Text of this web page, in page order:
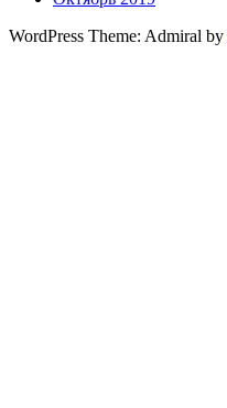
WordPress Theme: Admiral by